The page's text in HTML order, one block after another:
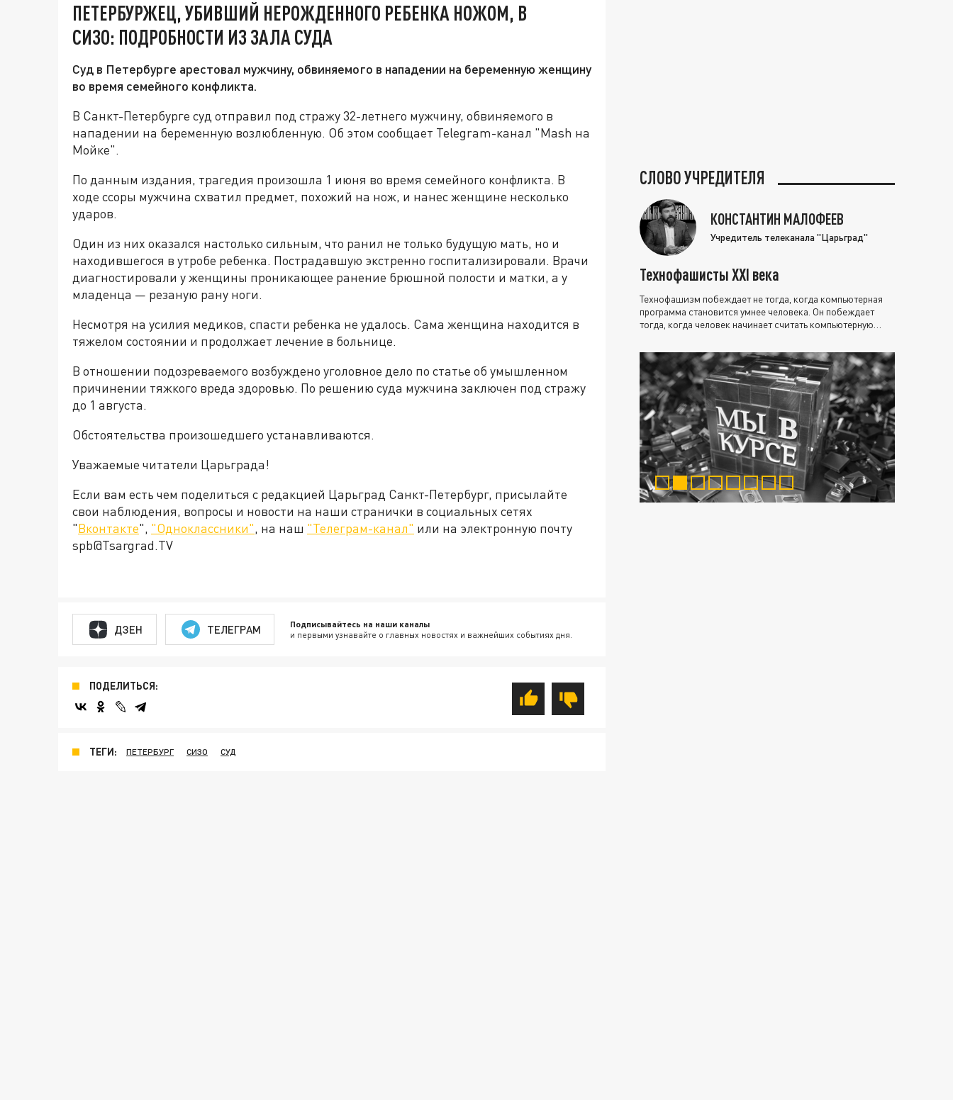
ПЕТЕРБУРЖЕЦ, УБИВШИЙ НЕРОЖДЕННОГО РЕБЕНКА НОЖОМ, В
СИЗО: ПОДРОБНОСТИ ИЗ ЗАЛА СУДА
Суд в Петербурге арестовал мужчину, обвиняемого в нападении на беременную женщину
во время семейного конфликта.
В Санкт-Петербурге суд отправил под стражу 32-летнего мужчину, обвиняемого в
нападении на беременную возлюбленную. Об этом сообщает Telegram-канал "Mash на
Мойке".
По данным издания, трагедия произошла 1 июня во время семейного конфликта. В
ходе ссоры мужчина схватил предмет, похожий на нож, и нанес женщине несколько
ударов.
Один из них оказался настолько сильным, что ранил не только будущую мать, но и
находившегося в утробе ребенка. Пострадавшую экстренно госпитализировали. Врачи
диагностировали у женщины проникающее ранение брюшной полости и матки, а у
младенца — резаную рану ноги.
Несмотря на усилия медиков, спасти ребенка не удалось. Сама женщина находится в
тяжелом состоянии и продолжает лечение в больнице.
В отношении подозреваемого возбуждено уголовное дело по статье об умышленном
причинении тяжкого вреда здоровью. По решению суда мужчина заключен под стражу
до 1 августа.
Обстоятельства произошедшего устанавливаются.
Уважаемые читатели Царьграда!
Если вам есть чем поделиться с редакцией Царьград Санкт-Петербург, присылайте
свои наблюдения, вопросы и новости на наши странички в социальных сетях
"Вконтакте", "Одноклассники", на наш "Телеграм-канал" или на электронную почту
spb@Tsargrad.TV
ДЗЕН ТЕЛЕГРАМ Подписывайтесь на наши каналы
и первыми узнавайте о главных новостях и важнейших событиях дня.
ПОДЕЛИТЬСЯ:
ТЕГИ: ПЕТЕРБУРГ СИЗО СУД
СЛОВО УЧРЕДИТЕЛЯ
КОНСТАНТИН МАЛОФЕЕВ
Учредитель телеканала "Царьград"
Технофашисты XXI века
Технофашизм побеждает не тогда, когда компьютерная
программа становится умнее человека. Он побеждает
тогда, когда человек начинает считать компьютерную